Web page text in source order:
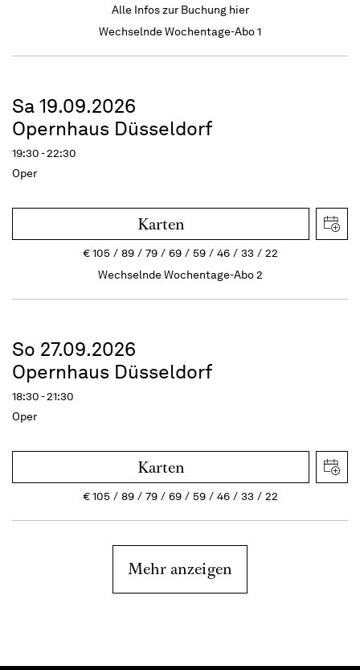
Alle Infos zur Buchung hier
Wechselnde Wochentage-Abo 1
Sa 19.09.2026
Opernhaus Düsseldorf
19:30 - 22:30
Oper
Karten
€105 89 79 69 59 46 33
22
Wechselnde Wochentage-Abo 2
So 27.09.2026
Opernhaus Düsseldorf
18:30 - 21:30
Oper
Karten
€105 89 79 69 59 46 33 22
Mehr anzeigen